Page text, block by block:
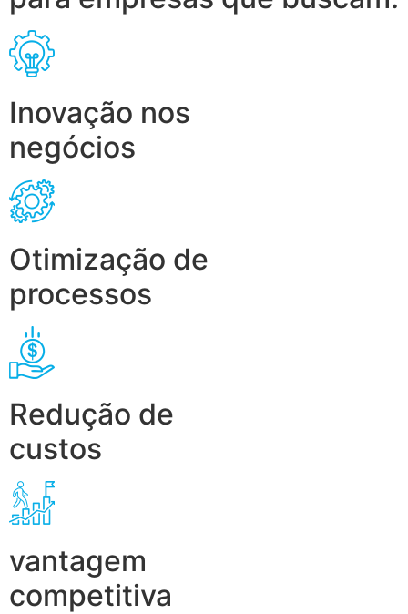
Inovação nos
negócios
Otimização de
processos
Redução de
custos
vantagem
competitiva